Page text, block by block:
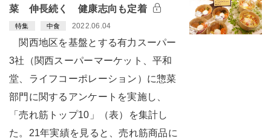
菜 伸長続く 健康志向も定着
特集 中食 2022.06.04
関西地区を基盤とする有力スーパー
3社（関西スーパーマーケット、平和
堂、ライフコーポレーション）に惣菜
部門に関するアンケートを実施し、
「売れ筋トップ10」（表）を集計し
た。21年実績を見ると、売れ筋商品に